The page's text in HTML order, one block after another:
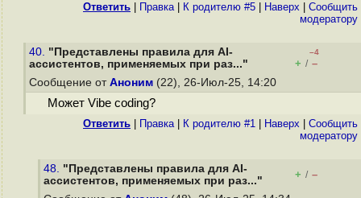
Ответить Правка| К родителю #5 Наверх
Cообщить
модератору
40. "Представлены правила для AI-
ассистентов, применяемых при раз..."
–4
+ / –
Сообщение от Аноним (22), 26-Июл-25, 14:20
Может Vibe coding?
Ответить Правка| К родителю #1 Наверх
Cообщить
модератору
48. "Представлены правила для AI-
ассистентов, применяемых при раз..."
+ / –